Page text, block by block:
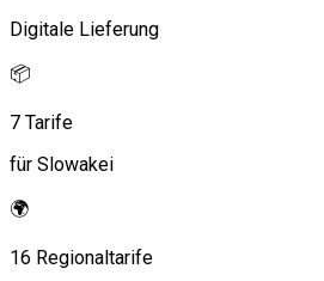
Digitale Lieferung
📦
7 Tarife
für Slowakei
🌍
16 Regionaltarife